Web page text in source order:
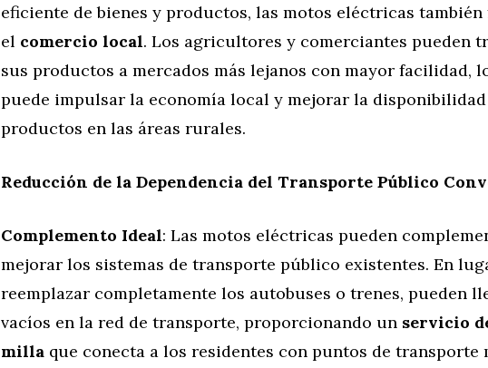
eficiente de bienes y productos, las motos eléctricas también
el comercio local. Los agricultores y comerciantes pueden
sus productos a mercados más lejanos con mayor facilidad,
puede impulsar la economía local y mejorar la disponibilidad
productos en las áreas rurales.
Reducción de la Dependencia del Transporte Público
Complemento Ideal: Las motos eléctricas pueden
mejorar los sistemas de transporte público existentes. En
reemplazar completamente los autobuses o trenes, pueden
vacíos en la red de transporte, proporcionando un servicio
milla que conecta a los residentes con puntos de transporte